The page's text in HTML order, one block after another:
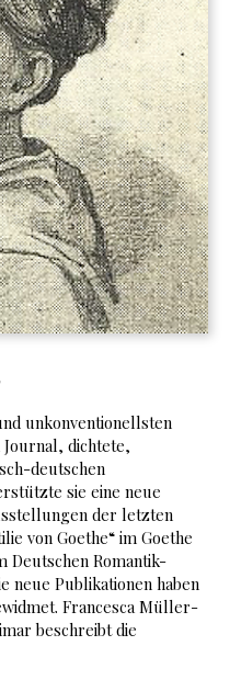
unkonventionellsten
dichtete,
deutschen
sie eine neue
der letzten
von Goethe“ im Goethe
Deutschen Romantik-
neue Publikationen haben
Francesca Müller-
beschreibt die